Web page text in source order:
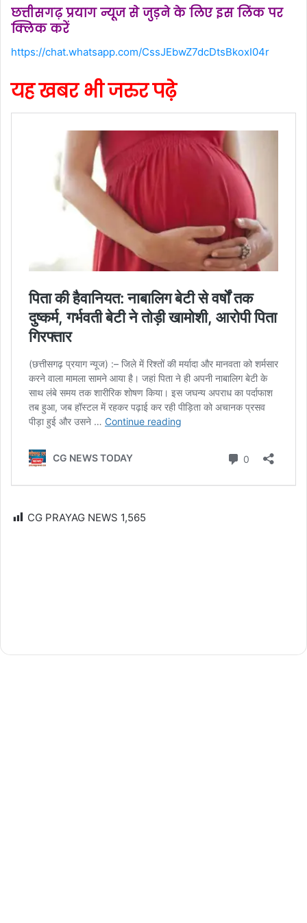
छत्तीसगढ़ प्रयाग न्यूज से जुड़ने के लिए इस लिंक पर
क्लिक करें
https://chat.whatsapp.com/CssJEbwZ7dcDtsBkoxI04r
यह खबर भी जरुर पढ़े
CG PRAYAG NEWS 1,565